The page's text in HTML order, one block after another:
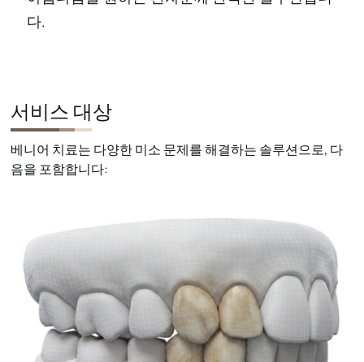
다.
서비스 대상
베니어 치료는 다양한 미소 문제를 해결하는 솔루션으로, 다
음을 포함합니다: